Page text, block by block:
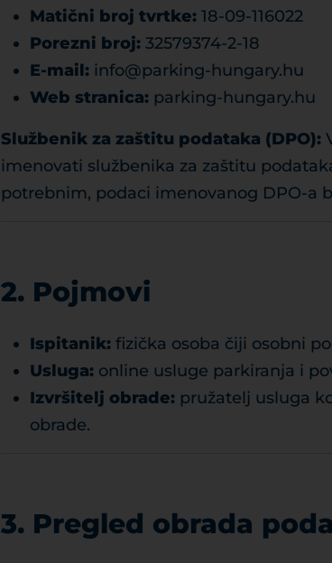
Matični broj tvrtke: 18-09-116022
Porezni broj: 32579374-2-18
E-mail: info@parking-hungary.hu
Web stranica: parking-hungary.hu
Službenik za zaštitu podataka (DPO):
imenovati službenika za zaštitu
potrebnim, podaci imenovanog DPO-a
2. Pojmovi
Ispitanik: fizička osoba čiji osobni
Usluga: online usluge parkiranja i
Izvršitelj obrade: pružatelj usluga
obrade.
3. Pregled obrada